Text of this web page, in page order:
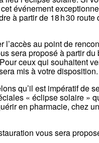
événement
à partir de 18 h 30 route
l’accès au point de
sera proposé à partir du
ceux qui souhaitent
mis à votre disposition.
qu’il est impératif de
« éclipse solaire »
en pharmacie, chez
vous sera